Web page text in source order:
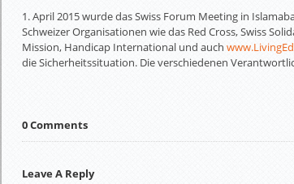
1. April 2015 wurde das Swiss Forum Meeting in
Schweizer Organisationen wie das Red Cross, Swiss
Mission, Handicap International und auch
die Sicherheitssituation. Die verschiedenen
0 Comments
Leave A Reply